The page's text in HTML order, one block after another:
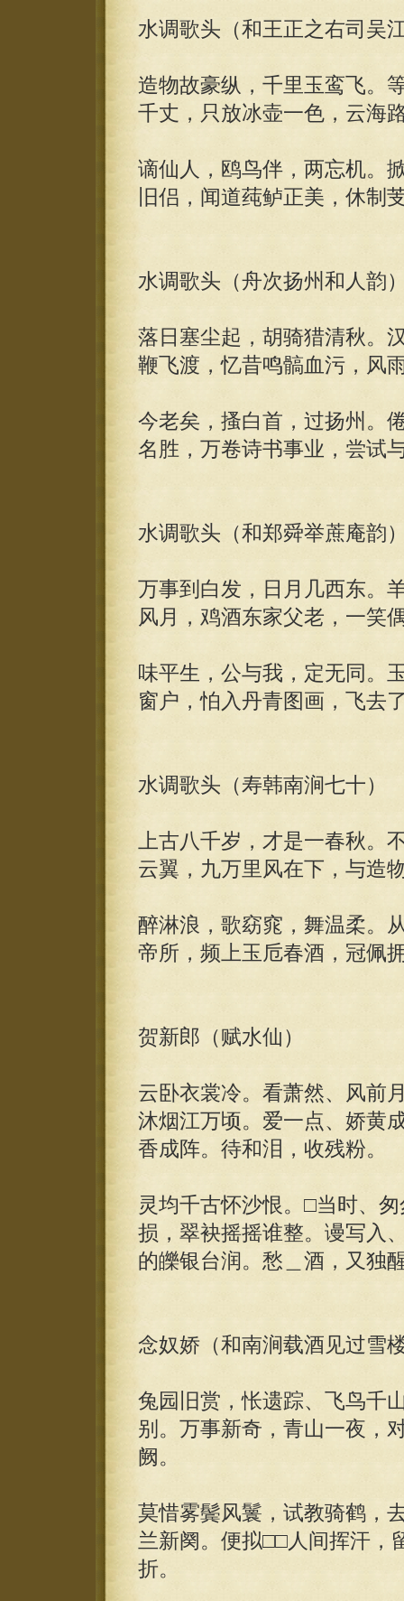
水调歌头（和王正之右司吴
造物故豪纵，千里玉鸾飞。
千丈，只放冰壶一色，云海
谪仙人，鸥鸟伴，两忘机。
旧侣，闻道莼鲈正美，休制
水调歌头（舟次扬州和人韵
落日塞尘起，胡骑猎清秋。
鞭飞渡，忆昔鸣髇血污，风
今老矣，搔白首，过扬州。
名胜，万卷诗书事业，尝试
水调歌头（和郑舜举蔗庵韵
万事到白发，日月几西东。
风月，鸡酒东家父老，一笑
味平生，公与我，定无同。
窗户，怕入丹青图画，飞去
水调歌头（寿韩南涧七十）
上古八千岁，才是一春秋。
云翼，九万里风在下，与造
醉淋浪，歌窈窕，舞温柔。
帝所，频上玉卮春酒，冠佩
贺新郎（赋水仙）
云卧衣裳冷。看萧然、风前
沐烟江万顷。爱一点、娇黄
香成阵。待和泪，收残粉。
灵均千古怀沙恨。□当时、
损，翠袂摇摇谁整。谩写入
的皪银台润。愁＿酒，又独
念奴娇（和南涧载酒见过雪
兔园旧赏，怅遗踪、飞鸟千
别。万事新奇，青山一夜，
阙。
莫惜雾鬓风鬟，试教骑鹤，
兰新阕。便拟□□人间挥汗，
折。